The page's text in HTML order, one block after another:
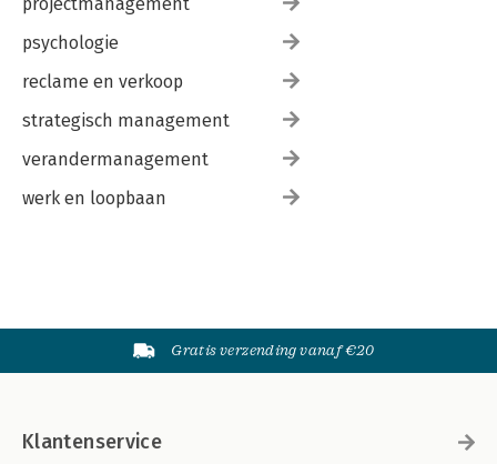
psychologie
reclame en verkoop
strategisch management
verandermanagement
werk en loopbaan
Gratis verzending vanaf €20
Klantenservice